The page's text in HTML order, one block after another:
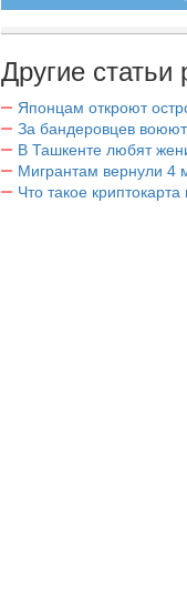
Другие статьи
Японцам откроют
За бандеровцев
В Ташкенте любят
Мигрантам вернули 4
Что такое